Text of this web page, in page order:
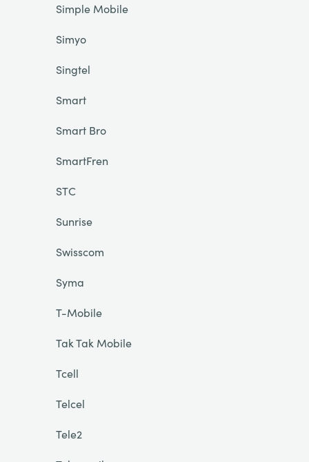
Simple Mobile
Simyo
Singtel
Smart
Smart Bro
SmartFren
STC
Sunrise
Swisscom
Syma
T-Mobile
Tak Tak Mobile
Tcell
Telcel
Tele2